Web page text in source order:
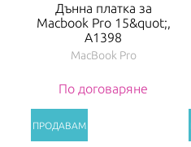
Дънна платка за
Macbook Pro 15&quot;,
A1398
MacBook Pro
По договаряне